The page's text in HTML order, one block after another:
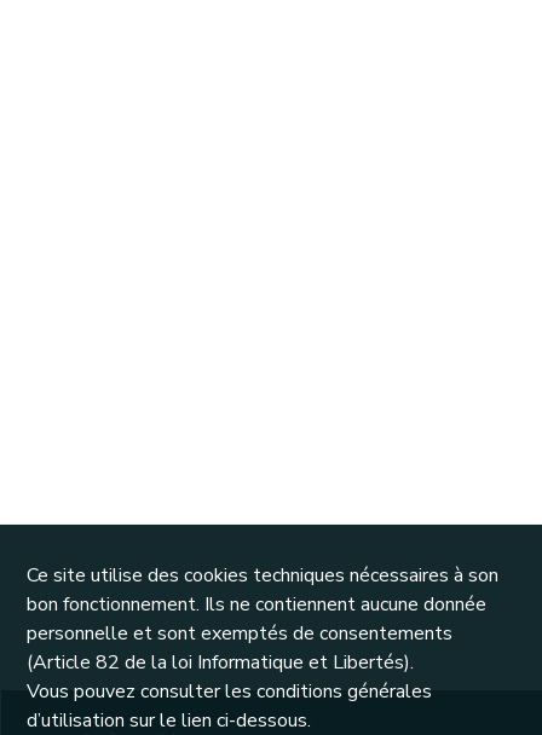
Ce site utilise des cookies techniques nécessaires à son
bon fonctionnement. Ils ne contiennent aucune donnée
personnelle et sont exemptés de consentements
(Article 82 de la loi Informatique et Libertés).
Vous pouvez consulter les conditions générales
d’utilisation sur le lien ci-dessous.